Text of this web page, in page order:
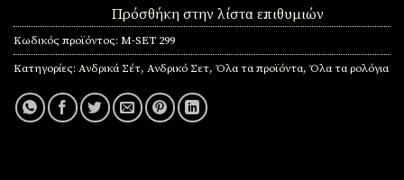
Πρόσθήκη στην λίστα επιθυμιών
Κωδικός προϊόντος: M-SET 299
Κατηγορίες: Ανδρικά Σέτ, Ανδρικό Σετ, Όλα τα προϊόντα, Όλα τα ρολόγια